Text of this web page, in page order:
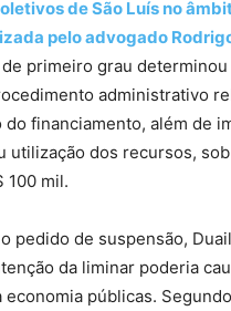
de São Luís no
pelo advogado
primeiro grau determinou
administrativo
do financiamento, além de
utilização dos recursos,
100 mil.
pedido de suspensão,
da liminar poderia
economia públicas.